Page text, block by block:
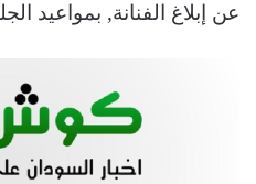
عن إبلاغ الفنانة, بمواعيد